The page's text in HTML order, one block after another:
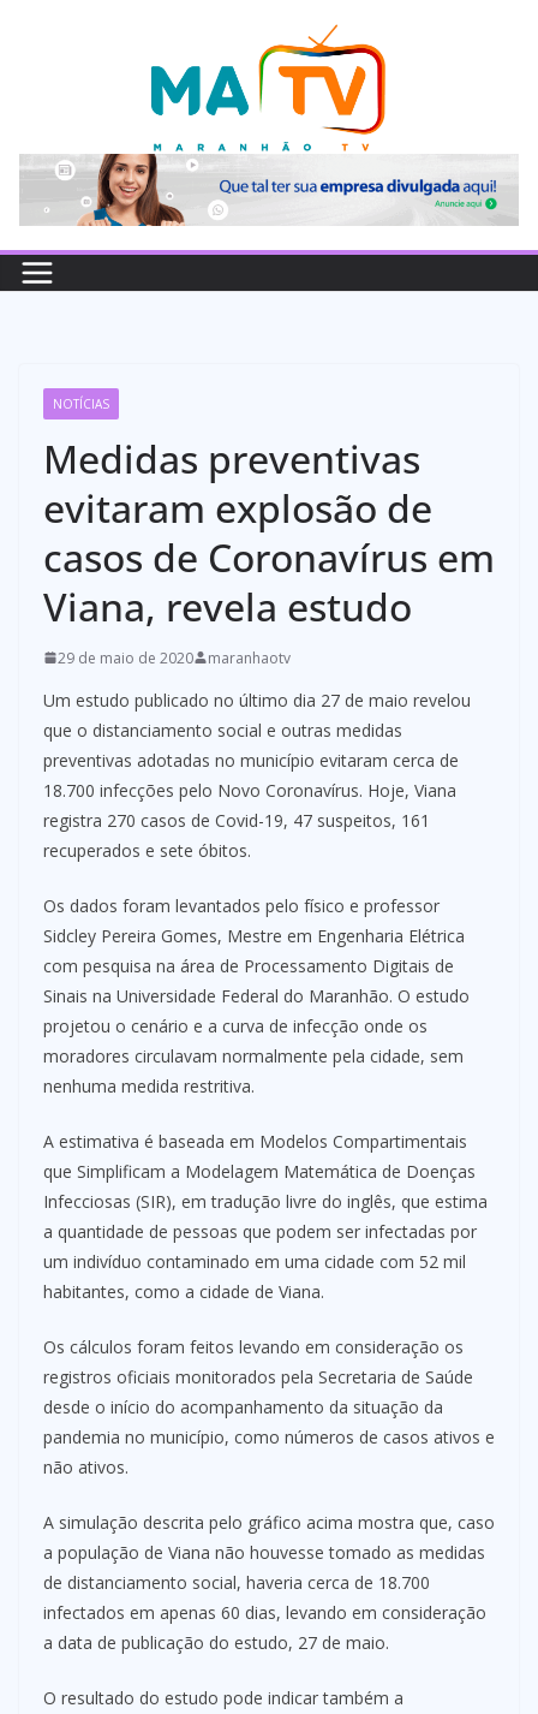
NOTÍCIAS
Medidas preventivas
evitaram explosão de
casos de Coronavírus em
Viana, revela estudo
29 de maio de 2020 maranhaotv
Um estudo publicado no último dia 27 de maio revelou
que o distanciamento social e outras medidas
preventivas adotadas no município evitaram cerca de
18.700 infecções pelo Novo Coronavírus. Hoje, Viana
registra 270 casos de Covid-19, 47 suspeitos, 161
recuperados e sete óbitos.
Os dados foram levantados pelo físico e professor
Sidcley Pereira Gomes, Mestre em Engenharia Elétrica
com pesquisa na área de Processamento Digitais de
Sinais na Universidade Federal do Maranhão. O estudo
projetou o cenário e a curva de infecção onde os
moradores circulavam normalmente pela cidade, sem
nenhuma medida restritiva.
A estimativa é baseada em Modelos Compartimentais
que Simplificam a Modelagem Matemática de Doenças
Infecciosas (SIR), em tradução livre do inglês, que estima
a quantidade de pessoas que podem ser infectadas por
um indivíduo contaminado em uma cidade com 52 mil
habitantes, como a cidade de Viana.
Os cálculos foram feitos levando em consideração os
registros oficiais monitorados pela Secretaria de Saúde
desde o início do acompanhamento da situação da
pandemia no município, como números de casos ativos e
não ativos.
A simulação descrita pelo gráfico acima mostra que, caso
a população de Viana não houvesse tomado as medidas
de distanciamento social, haveria cerca de 18.700
infectados em apenas 60 dias, levando em consideração
a data de publicação do estudo, 27 de maio.
O resultado do estudo pode indicar também a